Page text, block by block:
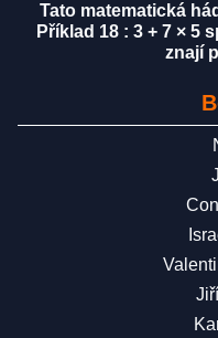
Tato matematická
Příklad 18 : 3 + 7 × 5
znají